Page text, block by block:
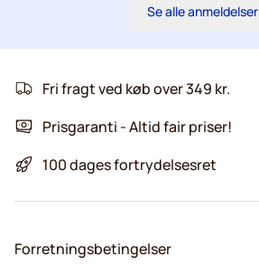
Se alle anmeldelser
Fri fragt ved køb over 349 kr.
Prisgaranti - Altid fair priser!
100 dages fortrydelsesret
Forretningsbetingelser